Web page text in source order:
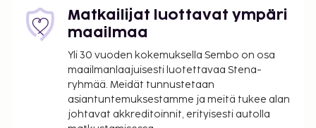
huonepalvelu (rajoitettuina aikoina). Päätä päiväsi
nauttimalla muutama drinkki baarissa.
Majoituspaikka veloittaa seuraavat paikan päällä
suoritettavat maksut. Maksuihin saattaa sisältyä
sovellettavat verot:
Kaupunki perii kaupunkiveron, joka maksetaan
majoituspaikassa. Veron määrä riippuu
Matkailijat luottavat ympäri
maailmaa
Yli 30 vuoden kokemuksella Sembo on osa
maailmanlaajuisesti luotettavaa Stena-
ryhmää. Meidät tunnustetaan
asiantuntemuksestamme ja meitä tukee alan
johtavat akkreditoinnit, erityisesti autolla